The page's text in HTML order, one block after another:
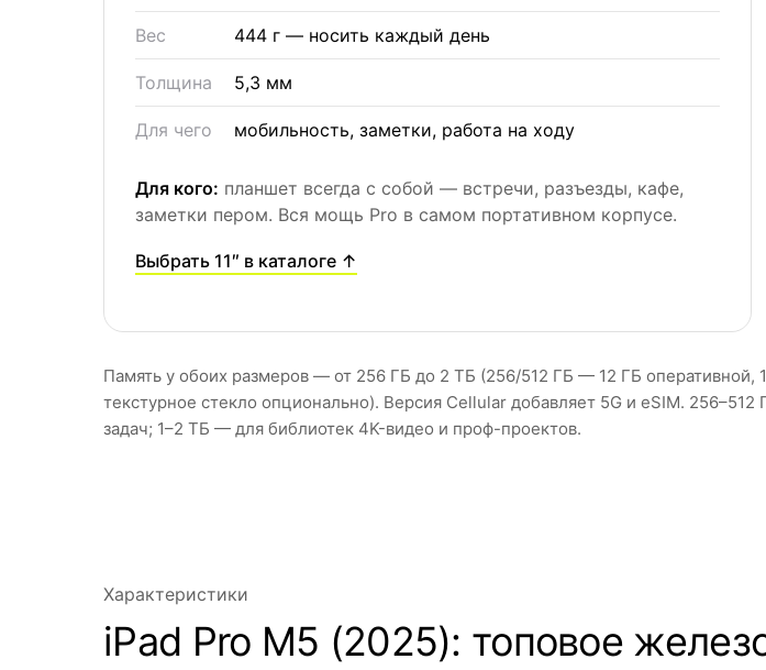
Вес 444 г — носить каждый день
Толщина 5,3 мм
Для чего мобильность, заметки, работа на ходу
Для кого: планшет всегда с собой — встречи, разъезды, кафе,
заметки пером. Вся мощь Pro в самом портативном корпусе.
Выбрать 11″ в каталоге ↑
Память у обоих размеров — от 256 ГБ до 2 ТБ (256/512 ГБ — 12 ГБ оперативной,
текстурное стекло опционально). Версия Cellular добавляет 5G и eSIM. 256–512
задач; 1–2 ТБ — для библиотек 4K-видео и проф-проектов.
Характеристики
iPad Pro M5 (2025): топовое